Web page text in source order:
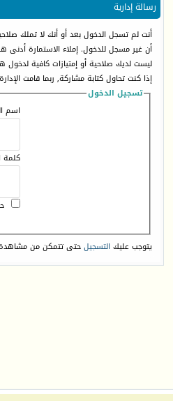
رسالة إدارية
أنت لم تسجل الدخول بعد أو أنك لا تملك
أن غير مسجل للدخول. إملاء الاستمارة
ليست لديك صلاحية أو إمتيازات كافية
إذا كنت تحاول كتابة مشاركة, ربما قامت
تسجيل الدخول
اسم
كلمة
يتوجب عليك التسجيلحتى تتمكن من